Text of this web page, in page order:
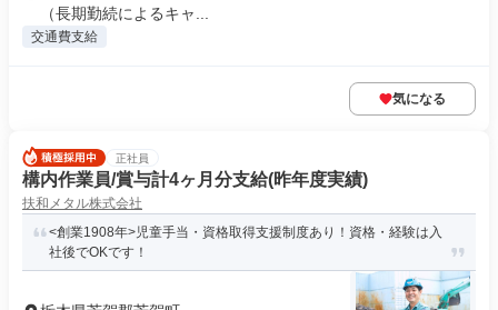
（長期勤続によるキャ...
交通費支給
気になる
正社員
構内作業員/賞与計4ヶ月分支給(昨年度実績)
扶和メタル株式会社
<創業1908年>児童手当・資格取得支援制度あり！資格・経験は入
社後でOKです！